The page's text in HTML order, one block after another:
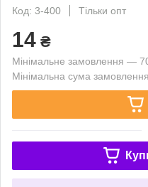
Код: 3-400
Тільки опт
14 ₴
Мінімальне замовлення —
Мінімальна сума